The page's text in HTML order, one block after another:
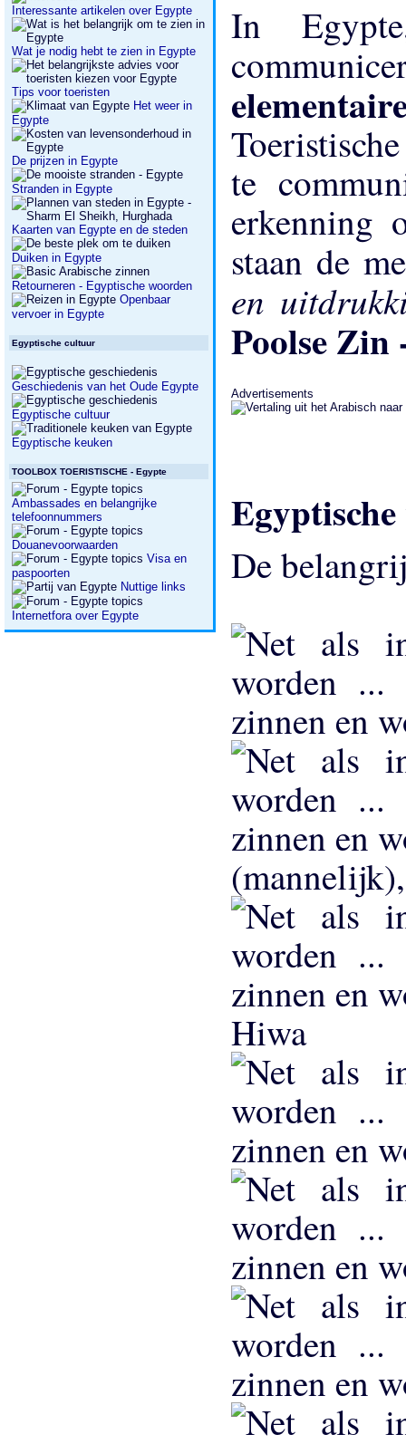
Interessante artikelen over Egypte
Wat je nodig hebt te zien in Egypte
Tips voor toeristen
Het weer in
Egypte
De prijzen in Egypte
Stranden in Egypte
Kaarten van Egypte en de steden
Duiken in Egypte
Retourneren - Egyptische woorden
Openbaar
vervoer in Egypte
Egyptische cultuur
Geschiedenis van het Oude Egypte
Egyptische cultuur
Egyptische keuken
TOOLBOX TOERISTISCHE - Egypte
Ambassades en belangrijke
telefoonnummers
Douanevoorwaarden
Visa en
paspoorten
Nuttige links
Internetfora over Egypte
In
te
erkenning
staan ​​de
en
Poolse
Advertisements
De
Hiwa